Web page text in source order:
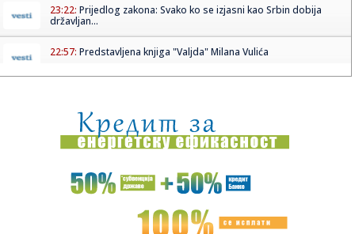
23:22: Prijedlog zakona: Svako ko se izjasni kao Srbin dobija
državljan...
22:57: Predstavljena knjiga "Valjda" Milana Vulića
22:57:Ne znaju slušati: Horoskopski znakovi koji vas neprestano
prekid...
22:43:Fiat i dalje ima jedan od najjeftinijih sedana u Evropi
Vozio u kontra smeru na auto-putu u okolini Aleksinca,